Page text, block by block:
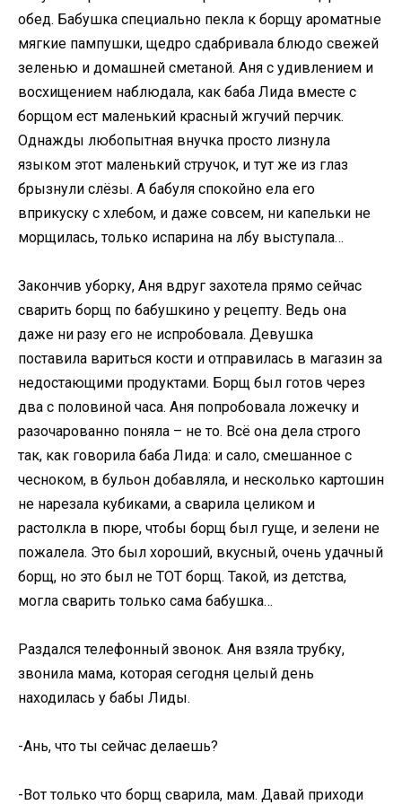
обед. Бабушка специально пекла к борщу ароматные
мягкие пампушки, щедро сдабривала блюдо свежей
зеленью и домашней сметаной. Аня с удивлением и
восхищением наблюдала, как баба Лида вместе с
борщом ест маленький красный жгучий перчик.
Однажды любопытная внучка просто лизнула
языком этот маленький стручок, и тут же из глаз
брызнули слёзы. А бабуля спокойно ела его
вприкуску с хлебом, и даже совсем, ни капельки не
морщилась, только испарина на лбу выступала…
Закончив уборку, Аня вдруг захотела прямо сейчас
сварить борщ по бабушкино у рецепту. Ведь она
даже ни разу его не испробовала. Девушка
поставила вариться кости и отправилась в магазин за
недостающими продуктами. Борщ был готов через
два с половиной часа. Аня попробовала ложечку и
разочарованно поняла – не то. Всё она дела строго
так, как говорила баба Лида: и сало, смешанное с
чесноком, в бульон добавляла, и несколько картошин
не нарезала кубиками, а сварила целиком и
растолкла в пюре, чтобы борщ был гуще, и зелени не
пожалела. Это был хороший, вкусный, очень удачный
борщ, но это был не ТОТ борщ. Такой, из детства,
могла сварить только сама бабушка…
Раздался телефонный звонок. Аня взяла трубку,
звонила мама, которая сегодня целый день
находилась у бабы Лиды.
-Ань, что ты сейчас делаешь?
-Вот только что борщ сварила, мам. Давай приходи